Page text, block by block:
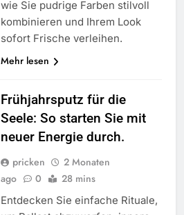
wie Sie pudrige Farben stilvoll
kombinieren und Ihrem Look
sofort Frische verleihen.
Mehr lesen
Frühjahrsputz für die
Seele: So starten Sie mit
neuer Energie durch.
pricken
2 Monaten
ago
0 28 mins
Entdecken Sie einfache Rituale,